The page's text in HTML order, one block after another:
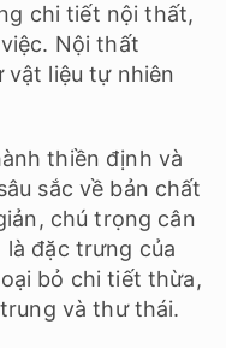
chi tiết nội thất,
Nội thất
liệu tự nhiên
thiền định và
sắc về bản chất
chú trọng cân
là đặc trưng của
bỏ chi tiết thừa,
và thư thái.